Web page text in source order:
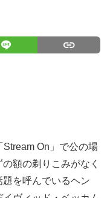
On」で公の場
額の剃りこみがなく
を呼んでいるヘン